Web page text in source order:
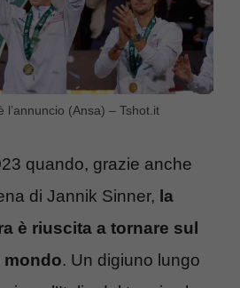
l’annuncio (Ansa) – Tshot.it
quando, grazie anche
di Jannik Sinner, la
è riuscita a tornare sul
mondo. Un digiuno lungo